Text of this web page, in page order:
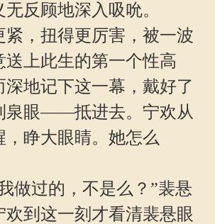
反顾地深入吸吮。
，扭得更厉害，被一波
送上此生的第一个性高
深地记下这一幕，戴好了
泉眼——抵进去。宁欢从
，睁大眼睛。她怎么
做过的，不是么？”裴悬
欢到这一刻才看清裴悬眼